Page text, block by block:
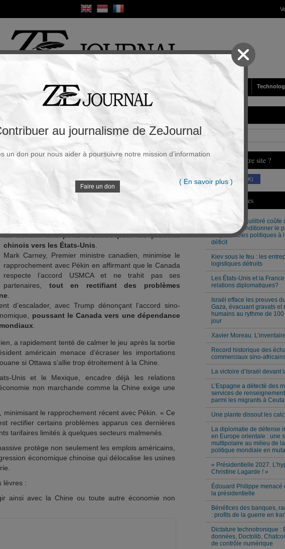
Religion Sport France / Europe Société
la Chine : Trump promet de frapper
Souscrire à la newsletter
Les essentiels de cette actualité
Donald Trump menace d’imposer des droits de douane
de 100 % sur les importations canadiennes si Ottawa
s’allie davantage avec la Chine,
de devenir une porte d’entrée pour les produits
chinois vers les États-Unis
Mark Carney, Premier ministre canadien, minimise le
rapprochement avec Pékin en affirmant que le Canada
respecte l’accord USMCA et ne trahit pas ses
partenaires, tout en rectifiant des problèmes
d’escalader, avec Trump dénonçant l’accord sino-
poussant le Canada vers une dépendance
a rapidement tenté de calmer le jeu après la sortie
américain menace d’écraser les importations
si Ottawa s’allie trop étroitement à la Chine.
Unis et le Mexique, encadre déjà les relations
non marchande comme la Chine exige une
le rapprochement récent avec Pékin. « Ce
rectifier certains problèmes apparus ces dernières
tarifaires limités à quelques secteurs malmenés.
protège non seulement les emplois américains,
économique chinoise qui délocalise les usines
lèvres :
ainsi avec la Chine ou toute autre économie non
Vous aimez notre site ?
(230 K)
Derniers Articles
Un budget équilibré coûte
Milei veut conditionner le
responsables politiques à
déficit
Kiev sous le feu : les
logistiques détruits
Les États-Unis et la
relations diplomatiques?
Israël efface les preuves
Gaza, évacuant gravats et
humains au rythme de
jour
Xavier Moreau.
Record historique des
commerciaux sino-
La victoire d’Israël devant
L’Espagne a détecté des
services de
parmi les migrants à Ceuta
Une plante dissout les
La diplomatie de défense
en Europe orientale : une
multipolaire au milieu de
politique mondiale en
« Présidentielle 2027.
Christine Lagarde ! »
Édouard Philippe menacé
la présidentielle
Bénéfices des banques,
: profits de la guerre en Iran
Dictature technotronique :
données, Doctolib,
de contrôle numérique
au journalisme de ZeJournal
un don pour nous aider à poursuivre notre mission d’information
Faire un don
( En savoir plus )